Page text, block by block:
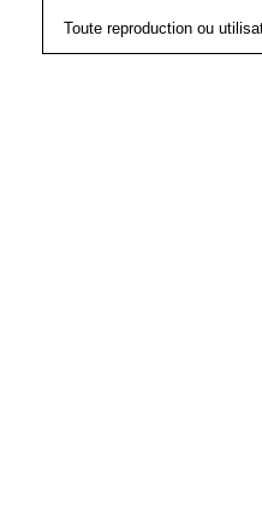
Toute reproduction ou